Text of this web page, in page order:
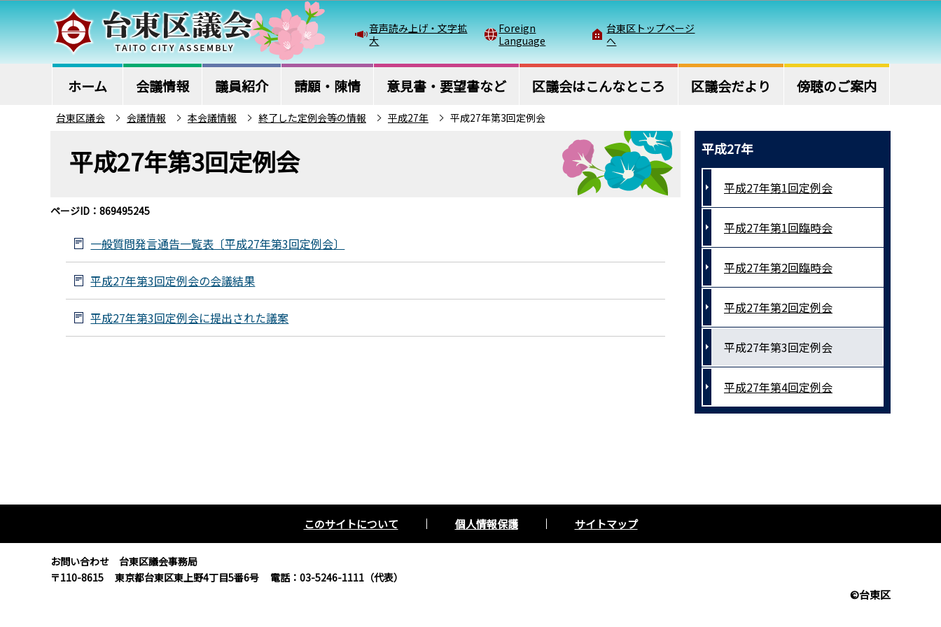
こ
の
ペ
ー
このページの本文へ移動
音声読み上げ・文字拡
大
Foreign
Language
台東区トップページ
へ
ホーム 会議情報 議員紹介 請願・陳情 意見書・要望書など 区議会はこんなところ 区議会だより 傍聴のご案内
台東区議会 会議情報 本会議情報 終了した定例会等の情報 平成27年 平成27年第3回定例会
か
平成27年第3回定例会
ページID：869495245
一般質問発言通告一覧表〔平成27年第3回定例会〕
平成27年第3回定例会の会議結果
平成27年第3回定例会に提出された議案
平成27年
平成27年第1回定例会
平成27年第1回臨時会
平成27年第2回臨時会
平成27年第2回定例会
平成27年第3回定例会
平成27年第4回定例会
このサイトについて 個人情報保護 サイトマップ
お問い合わせ 台東区議会事務局
〒110-8615
東京都台東区東上野4丁目5番6号 電話：03-5246-1111（代表）
©台東区